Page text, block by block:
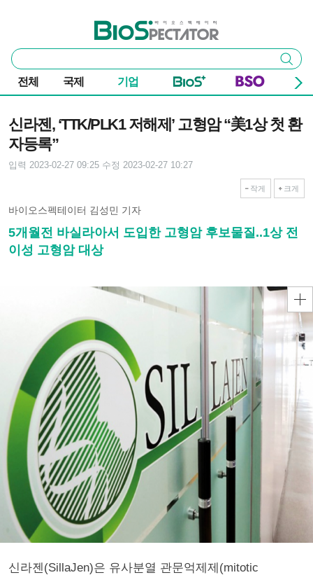
바이오스펙테이터
통
합
검
색
검색
전체 국제 기업
신라젠, ‘TTK/PLK1 저해제’ 고형암 “美1상 첫 환
자등록”
입력 2023-02-27 09:25 수정 2023-02-27 10:27
작게 크게
바이오스펙테이터 김성민 기자
5개월전 바실라아서 도입한 고형암 후보물질..1상 전
이성 고형암 대상
신라젠(SillaJen)은 유사분열 관문억제제(mitotic